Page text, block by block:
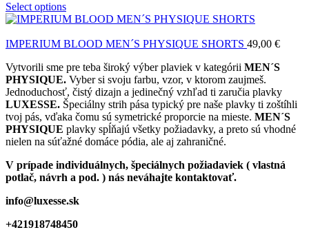
Select options
IMPERIUM BLOOD MEN´S PHYSIQUE SHORTS 49,00 €
Vytvorili sme pre teba široký výber plaviek v kategórii MEN´S
PHYSIQUE. Vyber si svoju farbu, vzor, v ktorom zaujmeš.
Jednoduchosť, čistý dizajn a jedinečný vzhľad ti zaručia plavky
LUXESSE. Špeciálny strih pása typický pre naše plavky ti zoštíhli
tvoj pás, vďaka čomu sú symetrické proporcie na mieste. MEN´S
PHYSIQUE plavky spĺňajú všetky požiadavky, a preto sú vhodné
nielen na súťažné domáce pódia, ale aj zahraničné.
V prípade individuálnych, špeciálnych požiadaviek ( vlastná
potlač, návrh a pod. ) nás neváhajte kontaktovať.
info@luxesse.sk
+421918748450